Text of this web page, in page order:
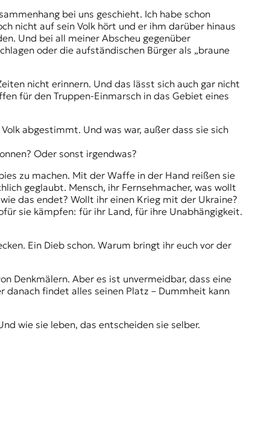
bei uns geschieht. Ich habe schon
nicht auf sein Volk hört und er ihm darüber hinaus
Und bei all meiner Abscheu gegenüber
oder die aufständischen Bürger als „braune
nicht erinnern. Und das lässt sich auch gar nicht
für den Truppen-Einmarsch in das Gebiet eines
abgestimmt. Und was war, außer dass sie sich
Oder sonst irgendwas?
zu machen. Mit der Waffe in der Hand reißen sie
geglaubt. Mensch, ihr Fernsehmacher, was wollt
das endet? Wollt ihr einen Krieg mit der Ukraine?
sie kämpfen: für ihr Land, für ihre Unabhängigkeit.
Ein Dieb schon. Warum bringt ihr euch vor der
Denkmälern. Aber es ist unvermeidbar, dass eine
findet alles seinen Platz – Dummheit kann
wie sie leben, das entscheiden sie selber.